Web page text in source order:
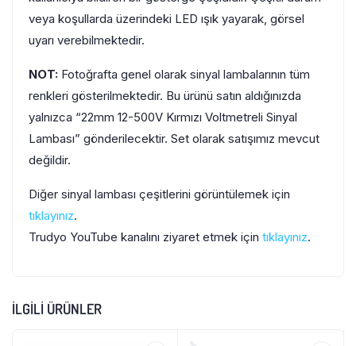
veya koşullarda üzerindeki LED ışık yayarak, görsel
uyarı verebilmektedir.
NOT: Fotoğrafta genel olarak sinyal lambalarının tüm
renkleri gösterilmektedir. Bu ürünü satın aldığınızda
yalnızca “22mm 12-500V Kırmızı Voltmetreli Sinyal
Lambası” gönderilecektir. Set olarak satışımız mevcut
değildir.
Diğer sinyal lambası çeşitlerini görüntülemek için
tıklayınız.
Trudyo YouTube kanalını ziyaret etmek için tıklayınız.
İLGILI ÜRÜNLER